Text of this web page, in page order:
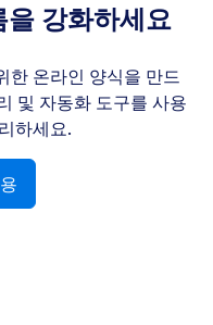
강화하세요
한 온라인 양식을 만드
및 자동화 도구를 사용
하세요.